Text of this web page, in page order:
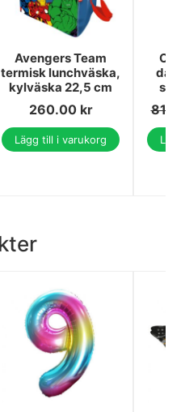
Avengers Team
termisk lunchväska,
kylväska 22,5 cm
260.00 kr
Lägg till i varukorg